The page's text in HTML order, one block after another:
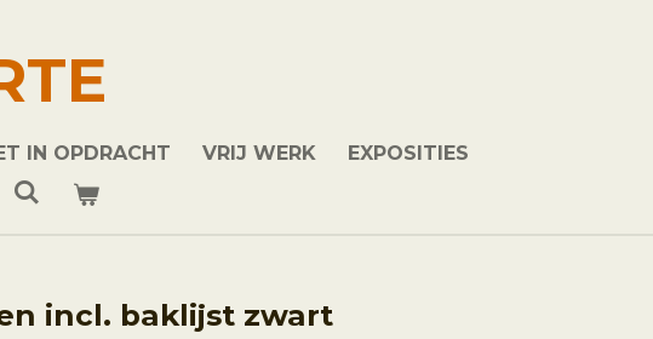
IN OPDRACHT VRIJ WERK
EXPOSITIES
incl. baklijst zwart